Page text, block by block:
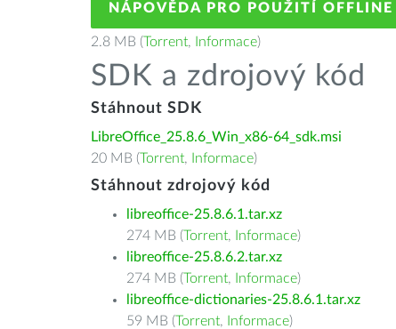
NÁPOVĚDA PRO POUŽITÍ OFFLINE
2.8 MB (Torrent, Informace)
SDK a zdrojový kód
Stáhnout SDK
LibreOffice_25.8.6_Win_x86-64_sdk.msi
20 MB (Torrent, Informace)
Stáhnout zdrojový kód
libreoffice-25.8.6.1.tar.xz
274 MB (Torrent, Informace)
libreoffice-25.8.6.2.tar.xz
274 MB (Torrent, Informace)
libreoffice-dictionaries-25.8.6.1.tar.xz
59 MB (Torrent, Informace)